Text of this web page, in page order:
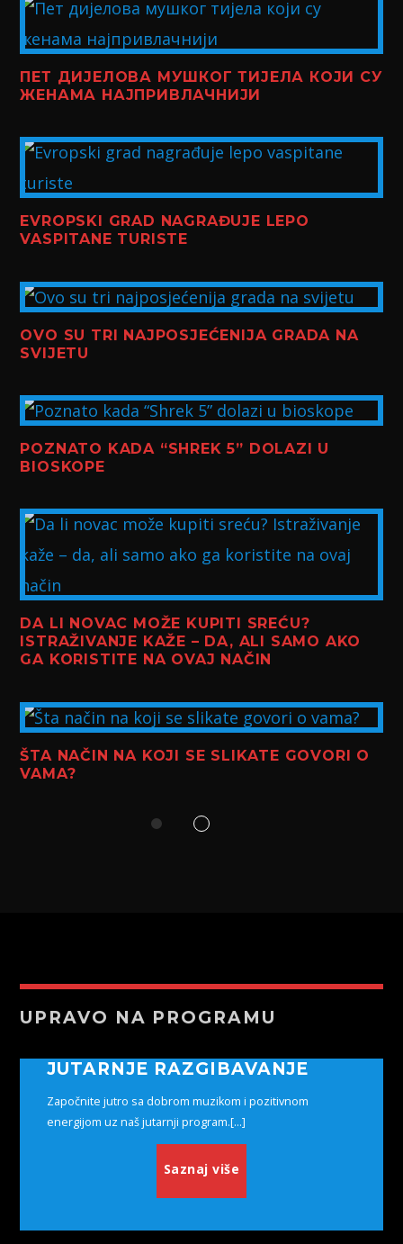
ПЕТ ДИЈЕЛОВА МУШКОГ ТИЈЕЛА КОЈИ СУ
ЖЕНАМА НАЈПРИВЛАЧНИЈИ
EVROPSKI GRAD NAGRAĐUJE LEPO
VASPITANE TURISTE
OVO SU TRI NAJPOSJEĆENIJA GRADA NA
SVIJETU
POZNATO KADA “SHREK 5” DOLAZI U
BIOSKOPE
DA LI NOVAC MOŽE KUPITI SREĆU?
ISTRAŽIVANJE KAŽE – DA, ALI SAMO AKO
GA KORISTITE NA OVAJ NAČIN
ŠTA NAČIN NA KOJI SE SLIKATE GOVORI O
VAMA?
UPRAVO NA PROGRAMU
JUTARNJE RAZGIBAVANJE
Započnite jutro sa dobrom muzikom i pozitivnom
energijom uz naš jutarnji program.[...]
Saznaj više